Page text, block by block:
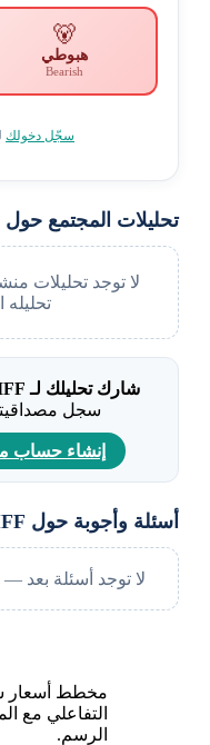
🐻
هبوطي
Bearish
سجّل دخولك
تحليلات المجتمع حول AIFF
لا توجد تحليلات
تحليله
شارك تحليلك لـ AIFF
سجل
إنشاء حساب
أسئلة وأجوبة حول AIFF
لا توجد أسئلة بعد
التفاعلي مع
الرسم.